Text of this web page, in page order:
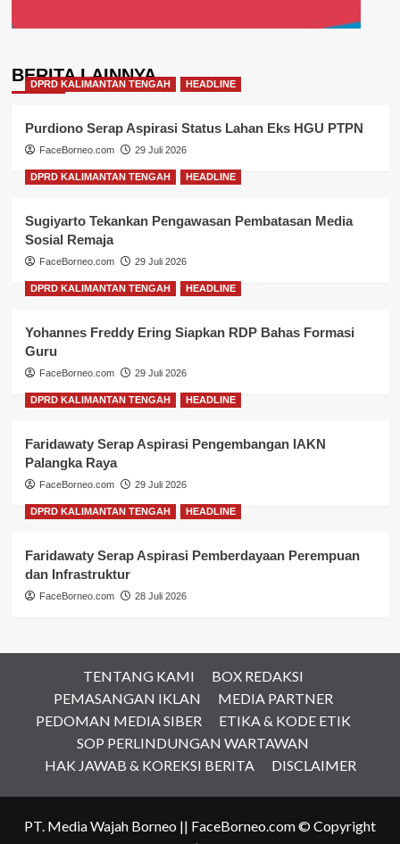
BERITA LAINNYA
DPRD KALIMANTAN TENGAH HEADLINE
Purdiono Serap Aspirasi Status Lahan Eks HGU PTPN
FaceBorneo.com 29 Juli 2026
DPRD KALIMANTAN TENGAH HEADLINE
Sugiyarto Tekankan Pengawasan Pembatasan Media
Sosial Remaja
FaceBorneo.com 29 Juli 2026
DPRD KALIMANTAN TENGAH HEADLINE
Yohannes Freddy Ering Siapkan RDP Bahas Formasi
Guru
FaceBorneo.com 29 Juli 2026
DPRD KALIMANTAN TENGAH HEADLINE
Faridawaty Serap Aspirasi Pengembangan IAKN
Palangka Raya
FaceBorneo.com 29 Juli 2026
DPRD KALIMANTAN TENGAH HEADLINE
Faridawaty Serap Aspirasi Pemberdayaan Perempuan
dan Infrastruktur
FaceBorneo.com 28 Juli 2026
TENTANG KAMI
BOX REDAKSI
PEMASANGAN IKLAN
MEDIA PARTNER
PEDOMAN MEDIA SIBER
ETIKA & KODE ETIK
SOP PERLINDUNGAN WARTAWAN
HAK JAWAB & KOREKSI BERITA
DISCLAIMER
PT. Media Wajah Borneo || FaceBorneo.com © Copyright